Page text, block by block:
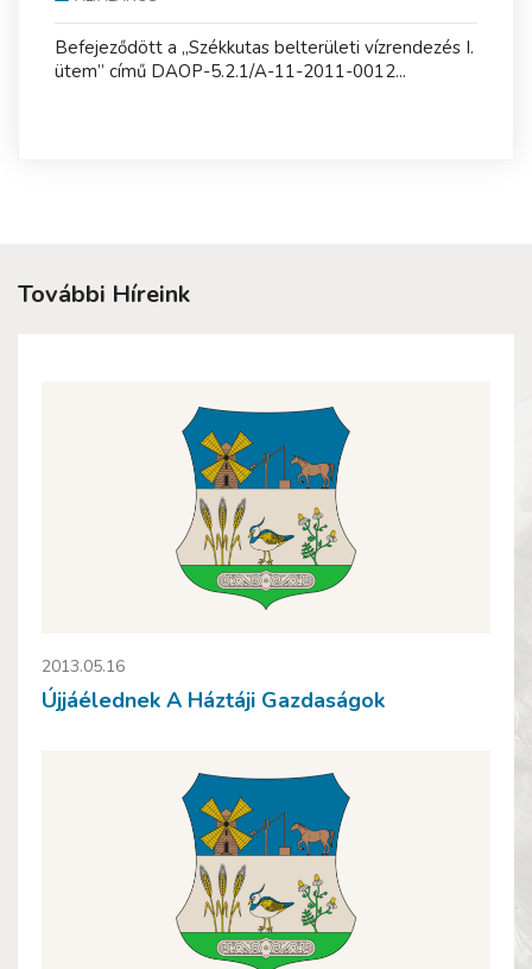
Befejeződött a „Székkutas belterületi vízrendezés I.
ütem” című DAOP-5.2.1/A-11-2011-0012...
További Híreink
2013.05.16
Újjáélednek A Háztáji Gazdaságok